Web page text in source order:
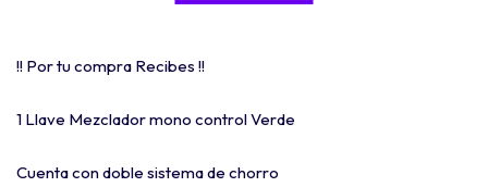
!! Por tu compra Recibes !!
1 Llave Mezclador mono control Verde
Cuenta con doble sistema de chorro